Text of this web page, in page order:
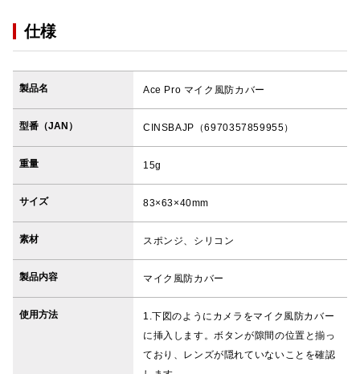
仕様
製品名 Ace Pro マイク風防カバー
型番（JAN） CINSBAJP（6970357859955）
重量 15g
サイズ 83×63×40mm
素材 スポンジ、シリコン
製品内容 マイク風防カバー
使用方法
1.下図のようにカメラをマイク風防カバー
に挿入します。ボタンが隙間の位置と揃っ
ており、レンズが隠れていないことを確認